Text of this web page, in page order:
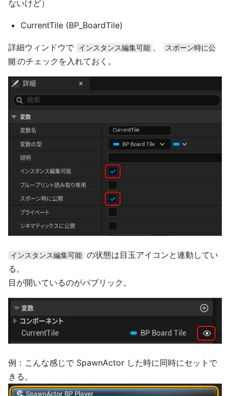
ないけど）
CurrentTile (BP_BoardTile)
詳細ウィンドウで インスタンス編集可能 、
スポーン時に公
開 のチェックを入れておく。
インスタンス編集可能 の状態は目玉アイコンと連動してい
る。
目が開いているのがパブリック。
例：こんな感じで SpawnActor した時に同時にセットで
きる。